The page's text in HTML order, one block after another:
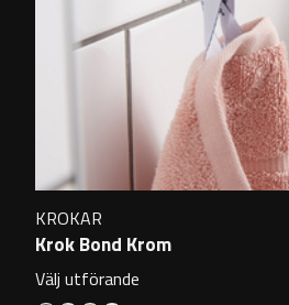
KROKAR
Krok Bond Krom
Välj utförande